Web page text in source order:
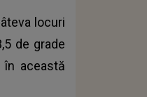
locuri
de grade
această